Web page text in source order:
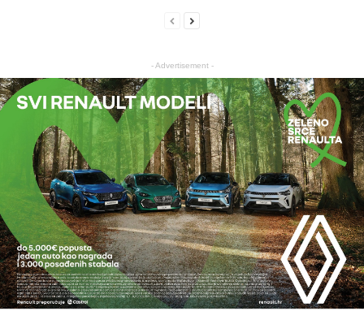
- Advertisement -